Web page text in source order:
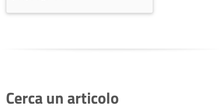
Cerca un articolo